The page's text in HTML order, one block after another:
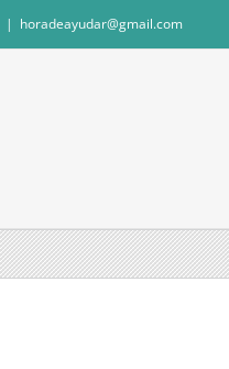
| horadeayudar@gmail.com